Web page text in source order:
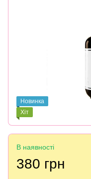
Новинка
Хіт
В наявності
380 грн